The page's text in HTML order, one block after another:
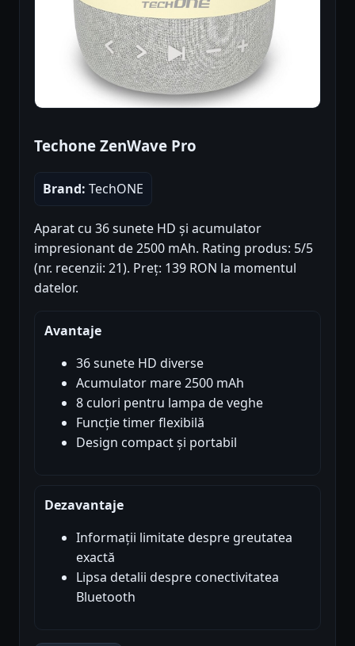
Techone ZenWave Pro
Brand: TechONE
Aparat cu 36 sunete HD și acumulator
impresionant de 2500 mAh. Rating produs: 5/5
(nr. recenzii: 21). Preț: 139 RON la momentul
datelor.
Avantaje
36 sunete HD diverse
Acumulator mare 2500 mAh
8 culori pentru lampa de veghe
Funcție timer flexibilă
Design compact și portabil
Dezavantaje
Informații limitate despre greutatea
exactă
Lipsa detalii despre conectivitatea
Bluetooth